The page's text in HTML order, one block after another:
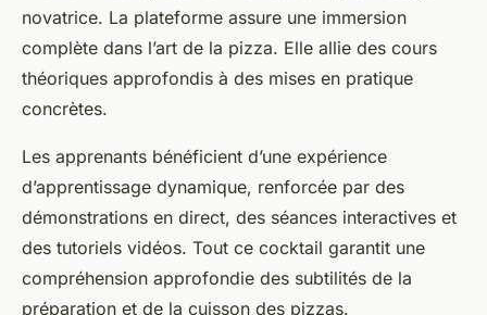
novatrice. La plateforme assure une immersion
complète dans l’art de la pizza. Elle allie des cours
théoriques approfondis à des mises en pratique
concrètes.
Les apprenants bénéficient d’une expérience
d’apprentissage dynamique, renforcée par des
démonstrations en direct, des séances interactives et
des tutoriels vidéos. Tout ce cocktail garantit une
compréhension approfondie des subtilités de la
préparation et de la cuisson des pizzas.